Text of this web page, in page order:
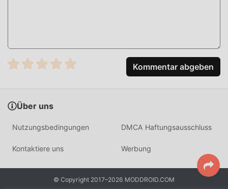
150+ Solitaire Card Games nur das Anfänger-Tutorial
durchgehen, sodass Sie ganz einfach mit dem gesamten
Spiel beginnen und die Freude genießen können, die die
Plattform für card-Spieleliebhaber aufgebaut, die es Ihnen
Welt zu kommunizieren und zu teilen, worauf Sie warten,
sich moddroid anzuschließen und das zu genießen card
SCHÖNER BILDSCHIRM
Kommentar abgeben
Über uns
Nutzungsbedingungen DMCA Haftungsausschluss
Kontaktiere uns Werbung
© Copyright 2017–2026 MODDROID.COM